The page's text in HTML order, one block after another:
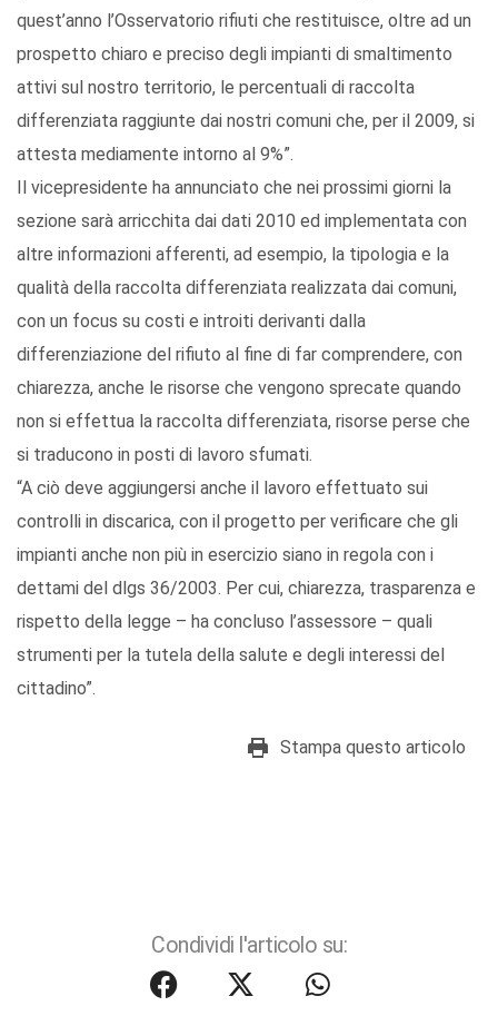
quest’anno l’Osservatorio rifiuti che restituisce, oltre ad un
prospetto chiaro e preciso degli impianti di smaltimento
attivi sul nostro territorio, le percentuali di raccolta
differenziata raggiunte dai nostri comuni che, per il 2009, si
attesta mediamente intorno al 9%”.
Il vicepresidente ha annunciato che nei prossimi giorni la
sezione sarà arricchita dai dati 2010 ed implementata con
altre informazioni afferenti, ad esempio, la tipologia e la
qualità della raccolta differenziata realizzata dai comuni,
con un focus su costi e introiti derivanti dalla
differenziazione del rifiuto al fine di far comprendere, con
chiarezza, anche le risorse che vengono sprecate quando
non si effettua la raccolta differenziata, risorse perse che
si traducono in posti di lavoro sfumati.
“A ciò deve aggiungersi anche il lavoro effettuato sui
controlli in discarica, con il progetto per verificare che gli
impianti anche non più in esercizio siano in regola con i
dettami del dlgs 36/2003. Per cui, chiarezza, trasparenza e
rispetto della legge – ha concluso l’assessore – quali
strumenti per la tutela della salute e degli interessi del
cittadino”.
Stampa questo articolo
Condividi l'articolo su: